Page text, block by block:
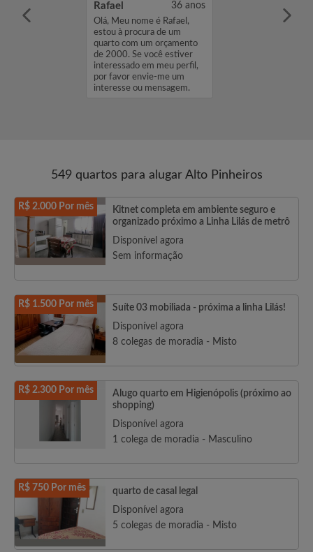
Rafael 36 anos
Olá, Meu nome é Rafael,
estou à procura de um
quarto com um orçamento
de 2000. Se você estiver
interessado em meu perfil,
por favor envie-me um
interesse ou mensagem.
549 quartos para alugar Alto Pinheiros
R$ 2.000 Por mês
Kitnet completa em ambiente seguro e
organizado próximo a Linha Lilás de metrô
Disponível agora
Sem informação
R$ 1.500 Por mês
Suíte 03 mobiliada - próxima a linha Lilás!
Disponível agora
8 colegas de moradia - Misto
R$ 2.300 Por mês
Alugo quarto em Higienópolis (próximo ao
shopping)
Disponível agora
1 colega de moradia - Masculino
R$ 750 Por mês
quarto de casal legal
Disponível agora
5 colegas de moradia - Misto